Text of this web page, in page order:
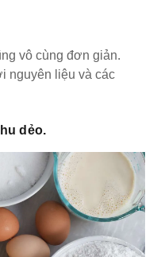
vô cùng đơn giản.
nguyên liệu và các
dẻo.